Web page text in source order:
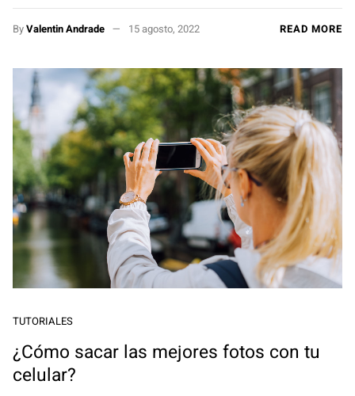
ByValentin Andrade 15 agosto, 2022 READ MORE
TUTORIALES
¿Cómo sacar las mejores fotos con tu
celular?